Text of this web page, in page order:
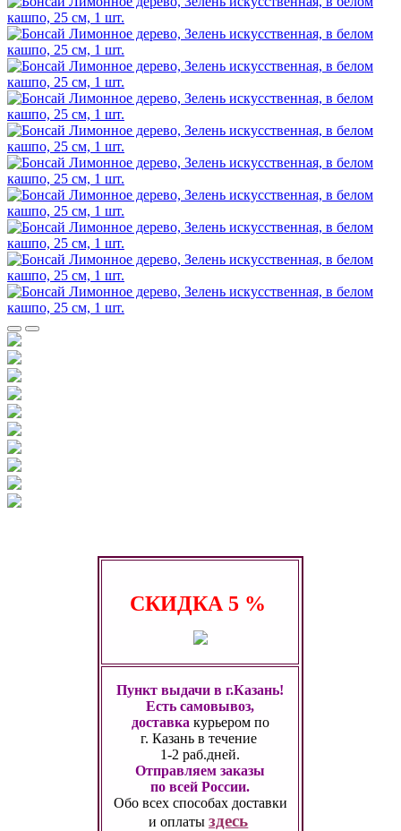
СКИДКА 5 %
Пункт выдачи в г.Казань!
Есть самовывоз,
доставка курьером по
г. Казань в течение
1-2 раб.дней.
Отправляем заказы
по всей России.
Обо всех способах доставки
и оплатыздесь